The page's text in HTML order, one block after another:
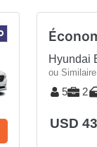
Hyundai
ou Similaire
5 2
USD